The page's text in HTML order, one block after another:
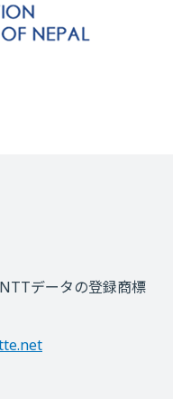
データの登録商標